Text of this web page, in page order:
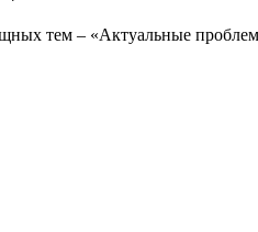
тем – «Актуальные